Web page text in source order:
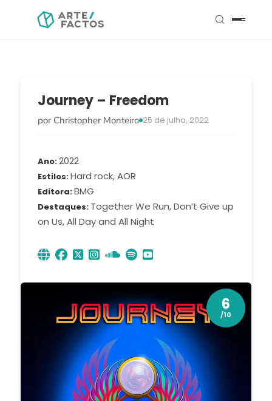
Journey – Freedom
por Christopher Monteiro 25 de julho, 2022
Ano 2022
Estilos Hard rock, AOR
Editora BMG
Destaques Together We Run, Don’t Give up
on Us, All Day and All Night
6
/10